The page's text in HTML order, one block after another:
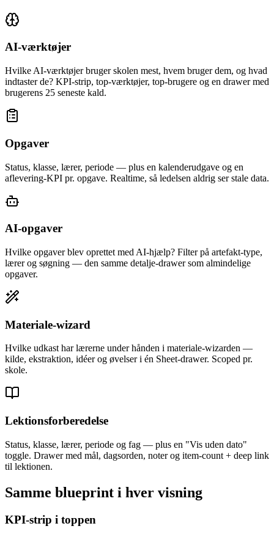
AI-værktøjer
Hvilke AI-værktøjer bruger skolen mest, hvem bruger dem, og hvad
indtaster de? KPI-strip, top-værktøjer, top-brugere og en drawer med
brugerens 25 seneste kald.
Opgaver
Status, klasse, lærer, periode — plus en kalenderudgave og en
aflevering-KPI pr. opgave. Realtime, så ledelsen aldrig ser stale data.
AI-opgaver
Hvilke opgaver blev oprettet med AI-hjælp? Filter på artefakt-type,
lærer og søgning — den samme detalje-drawer som almindelige
opgaver.
Materiale-wizard
Hvilke udkast har lærerne under hånden i materiale-wizarden —
kilde, ekstraktion, idéer og øvelser i én Sheet-drawer. Scoped pr.
skole.
Lektionsforberedelse
Status, klasse, lærer, periode og fag — plus en "Vis uden dato"
toggle. Drawer med mål, dagsorden, noter og item-count + deep link
til lektionen.
Samme blueprint i hver visning
KPI-strip i toppen